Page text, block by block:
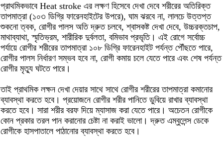
প্রাথমিকভাবে Heat stroke এর লক্ষণ হিসেবে দেখা দেবে শরীরের অতিরিক্ত
তাপমাত্রা (১০৩ ডিগ্রি ফারেনহাইটের উপরে), ঘাম ঝরবে না, লালচে উত্তপ্ত
শুকনো ত্বক, রোগীর পালস অতি দ্রুত চলবে, শ্বাসকষ্ট দেখা দেবে, উচ্চরক্তচাপ,
মাথাব্যাথা, স্মৃতিভ্রম, শারীরিক দুর্বলতা, বমিভাব প্রভৃতি। এই রোগে সর্বোচ্চ
পর্যায়ে রোগীর শরীরের তাপমাত্রা ১০৮ ডিগ্রি ফারেনহাইট পর্যন্ত পৌঁছতে পারে,
রোগীর পালস নির্ধারণ সম্ভব হবে না, রোগী কমায় চলে যেতে পারে এবং শেষ পর্যন্ত
রোগীর মৃত্যু ঘটতে পারে।
তাই প্রাথমিক লক্ষন দেখা দেয়ার সাথে সাথে রোগীর শরীরের তাপমাত্রা কমানোর
ব্যাবস্থা করতে হবে। প্রয়োজনে রোগীর শরীর পানিতে ডুবিয়ে রাখার ব্যাবস্থা
করতে হবে। সারা শরীর বরফ দিয়ে ম্যাসাজ করা যেতে পারে। অচেতন রোগীকে
কোন প্রকার তরল পান করানোর চেষ্টা না করাই ভালো। দ্রুত এম্বুলেন্স ডেকে
রোগীকে হাসপাতালে পাঠানোর ব্যাবস্থা করতে হবে।